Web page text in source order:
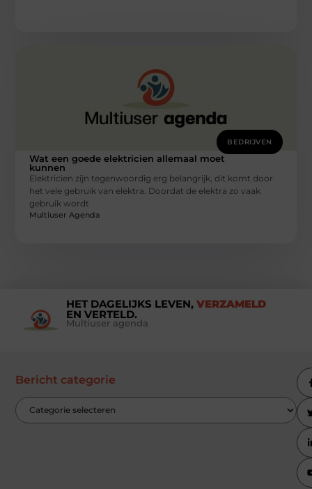
BEDRIJVEN
Wat een goede elektricien allemaal moet
kunnen
Elektricien zijn tegenwoordig erg belangrijk, dit komt door
het vele gebruik van elektra. Doordat de elektra zo vaak
gebruik wordt
Multiuser Agenda
HET DAGELIJKS LEVEN, VERZAMELD
EN VERTELD.
Multiuser agenda
Bericht categorie